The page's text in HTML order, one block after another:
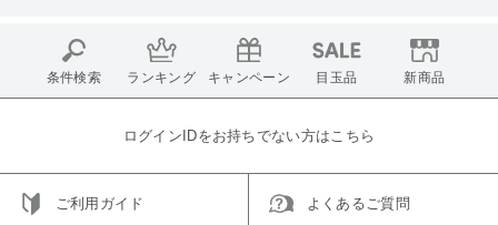
条件検索 ランキング キャンペーン 目玉品 新商品
ログインIDをお持ちでない方はこちら
ご利用ガイド よくあるご質問